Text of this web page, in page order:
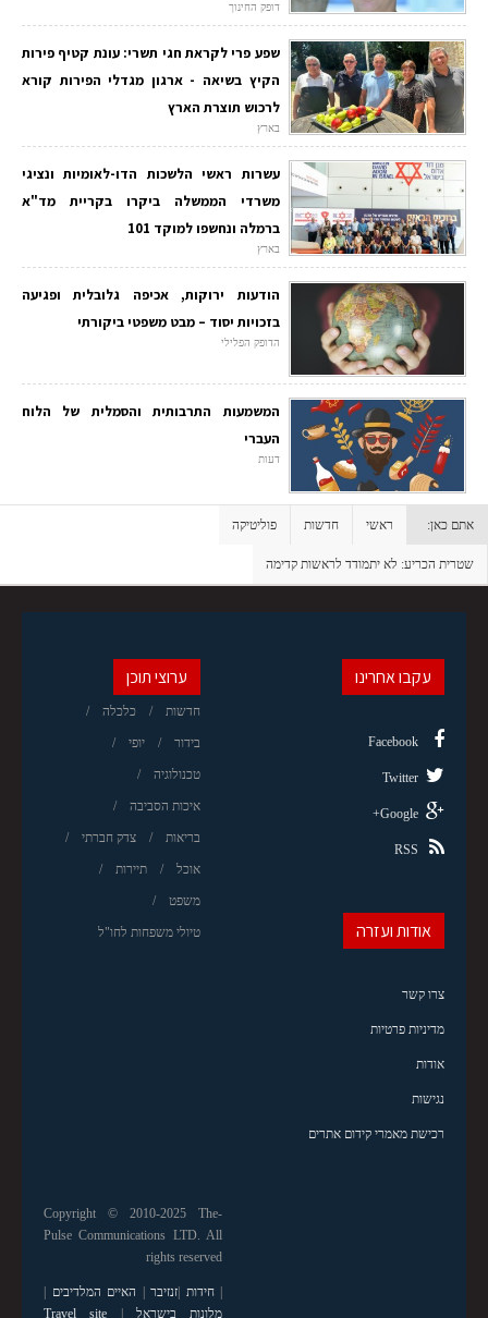
דופק החינוך
שפע פרי לקראת חגי תשרי: עונת קטיף פירות
הקיץ בשיאה - ארגון מגדלי הפירות קורא
לרכוש תוצרת הארץ
בארץ
עשרות ראשי הלשכות הדו-לאומיות ונציגי
משרדי הממשלה ביקרו בקריית מד"א
ברמלה ונחשפו למוקד 101
בארץ
הודעות ירוקות, אכיפה גלובלית ופגיעה
בזכויות יסוד – מבט משפטי ביקורתי
הדופק הפלילי
המשמעות התרבותית והסמלית של הלוח
העברי
דעות
אתם כאן: ראשי חדשות פוליטיקה
שטרית הכריע: לא יתמודד לראשות קדימה
ערוצי תוכן
חדשות כלכלה
בידור יופי
טכנולוגיה
איכות הסביבה
בריאות צדק חברתי
אוכל תיירות
משפט
טיולי משפחות לחו"ל
עקבו אחרינו
Facebook
Twitter
Google+
RSS
אודות ועזרה
צרו קשר
מדיניות פרטיות
אודות
נגישות
רכישת מאמרי קידום אתרים
Copyright © 2010-2025 The-
Pulse Communications LTD. All
rights reserved
|חידות |זנזיבר | האיים המלדיבים |
מלונות בישראל |
Travel site